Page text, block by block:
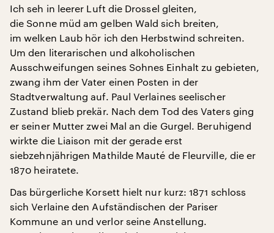
Ich seh in leerer Luft die Drossel gleiten,
die Sonne müd am gelben Wald sich breiten,
im welken Laub hör ich den Herbstwind schreiten.
Um den literarischen und alkoholischen
Ausschweifungen seines Sohnes Einhalt zu gebieten,
zwang ihm der Vater einen Posten in der
Stadtverwaltung auf. Paul Verlaines seelischer
Zustand blieb prekär. Nach dem Tod des Vaters ging
er seiner Mutter zwei Mal an die Gurgel. Beruhigend
wirkte die Liaison mit der gerade erst
siebzehnjährigen Mathilde Mauté de Fleurville, die er
1870 heiratete.
Das bürgerliche Korsett hielt nur kurz: 1871 schloss
sich Verlaine den Aufständischen der Pariser
Kommune an und verlor seine Anstellung.